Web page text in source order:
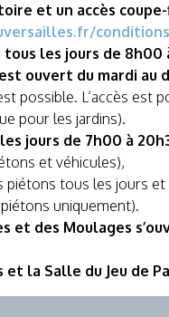
et un accès
les jours de 8h00
ouvert du mardi au
possible. L’accès est
pour les jardins).
jours de 7h00 à
et véhicules),
piétons tous les jours
uniquement).
et des Moulages
et la Salle du Jeu de